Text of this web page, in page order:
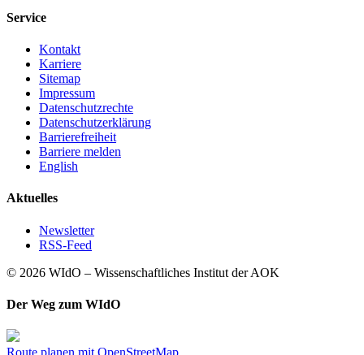
Service
Kontakt
Karriere
Sitemap
Impressum
Datenschutzrechte
Datenschutzerklärung
Barrierefreiheit
Barriere melden
English
Aktuelles
Newsletter
RSS-Feed
© 2026 WIdO – Wissenschaftliches Institut der AOK
Der Weg zum WIdO